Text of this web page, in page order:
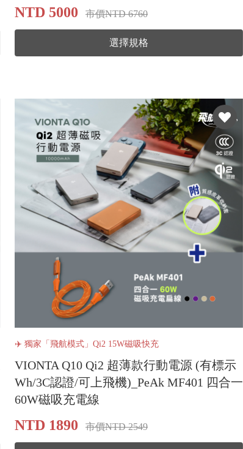
NTD 5000 市價NTD 6760
選擇規格
✈️ 獨家「飛航模式」Qi2 15W磁吸快充
VIONTA Q10 Qi2 超薄款行動電源 (有標示
Wh/3C認證/可上飛機)_PeAk MF401 四合一
60W磁吸充電線
NTD 1890 市價NTD 2549